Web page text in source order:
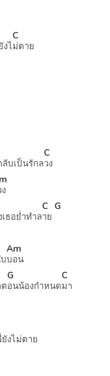
งไ
C
ม่ตาย
บเป็นรักล
C
วง
เธอย่ำทำล
C
าย
G
Am
บอน
G
อนน้องกำหนด
C
มา
งไม่ตาย